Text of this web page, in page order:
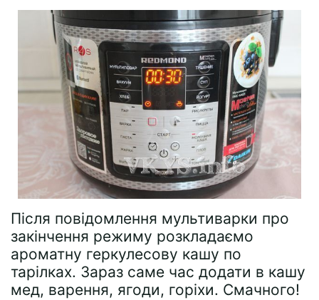
Після повідомлення мультиварки про
закінчення режиму розкладаємо
ароматну геркулесову кашу по
тарілках. Зараз саме час додати в кашу
мед, варення, ягоди, горіхи. Смачного!